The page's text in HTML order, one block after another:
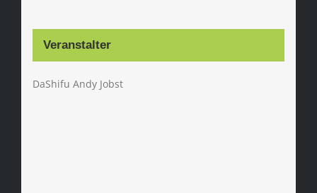
Veranstalter
DaShifu Andy Jobst